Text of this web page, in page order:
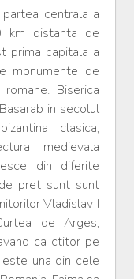
centrala a
km distanta de
prima capitala a
monumente de
Biserica
in secolul
clasica,
medievala
din diferite
pret sunt sunt
Vladislav I
de Arges,
ca ctitor pe
una din cele